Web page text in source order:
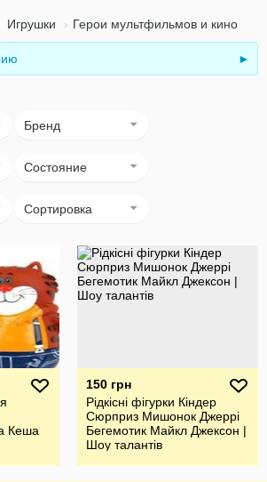
Игрушки Герои мультфильмов и кино
►
Бренд
Состояние
Сортировка
Кеша
150 грн
Рідкісні фігурки Кіндер
Сюрприз Мишонок Джеррі
Бегемотик Майкл Джексон |
Шоу талантів